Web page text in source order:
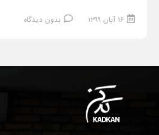
۱۶ آبان ۱۳۹۹ بدون دیدگاه